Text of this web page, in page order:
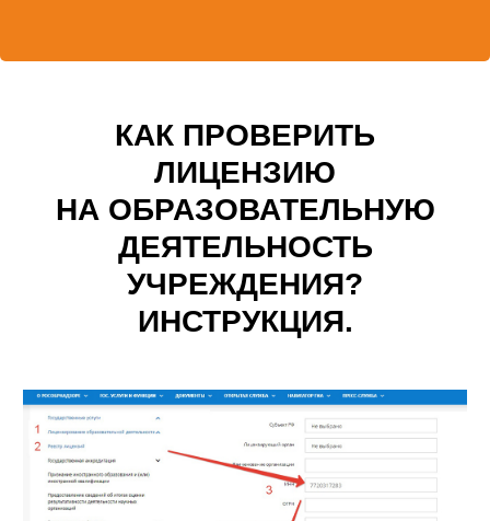
КАК ПРОВЕРИТЬ
ЛИЦЕНЗИЮ
НА ОБРАЗОВАТЕЛЬНУЮ
ДЕЯТЕЛЬНОСТЬ
УЧРЕЖДЕНИЯ?
ИНСТРУКЦИЯ.